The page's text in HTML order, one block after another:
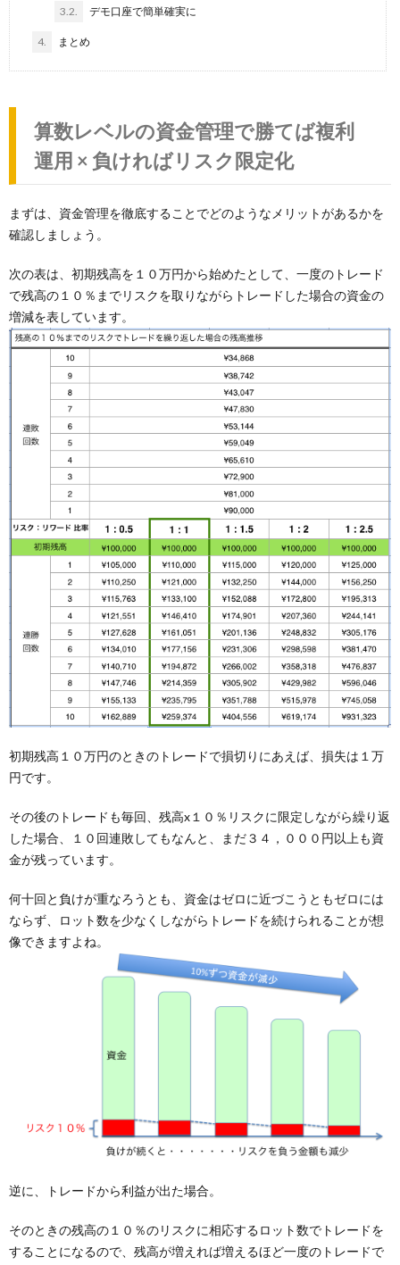
3.2. デモ口座で簡単確実に
4. まとめ
算数レベルの資金管理で勝てば複利
運用 × 負ければリスク限定化
まずは、資金管理を徹底することでどのようなメリットがあるかを
確認しましょう。
次の表は、初期残高を１０万円から始めたとして、一度のトレード
で残高の１０％までリスクを取りながらトレードした場合の資金の
増減を表しています。
初期残高１０万円のときのトレードで損切りにあえば、損失は１万
円です。
その後のトレードも毎回、残高x１０％リスクに限定しながら繰り返
した場合、１０回連敗してもなんと、まだ３４，０００円以上も資
金が残っています。
何十回と負けが重なろうとも、資金はゼロに近づこうともゼロには
ならず、ロット数を少なくしながらトレードを続けられることが想
像できますよね。
逆に、トレードから利益が出た場合。
そのときの残高の１０％のリスクに相応するロット数でトレードを
することになるので、残高が増えれば増えるほど一度のトレードで